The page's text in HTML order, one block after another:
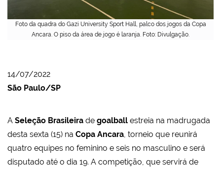
Foto da quadra do Gazi University Sport Hall, palco dos jogos da Copa
Ancara. O piso da área de jogo é laranja. Foto: Divulgação.
14/07/2022
São Paulo/SP
A Seleção Brasileira de goalball estreia na madrugada
desta sexta (15) na Copa Ancara, torneio que reunirá
quatro equipes no feminino e seis no masculino e será
disputado até o dia 19. A competição, que servirá de